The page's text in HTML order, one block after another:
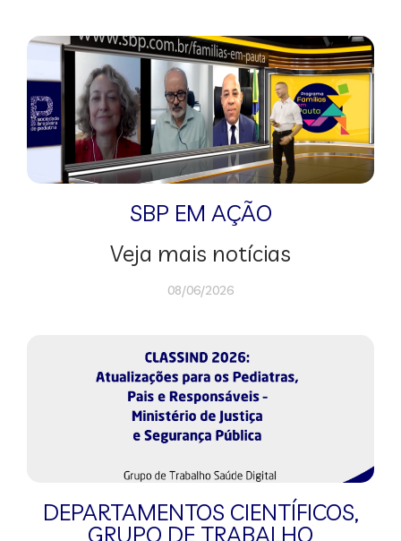
SBP EM AÇÃO
Veja mais notícias
08/06/2026
DEPARTAMENTOS CIENTÍFICOS,
GRUPO DE TRABALHO